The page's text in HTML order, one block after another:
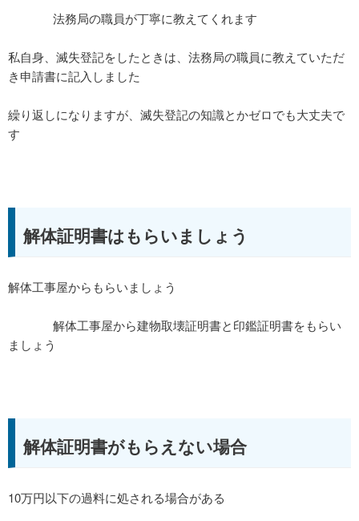
法務局の職員が丁寧に教えてくれます
私自身、滅失登記をしたときは、法務局の職員に教えていただ
き申請書に記入しました
繰り返しになりますが、滅失登記の知識とかゼロでも大丈夫で
す
解体証明書はもらいましょう
解体工事屋からもらいましょう
解体工事屋から建物取壊証明書と印鑑証明書をもらい
ましょう
解体証明書がもらえない場合
10万円以下の過料に処される場合がある